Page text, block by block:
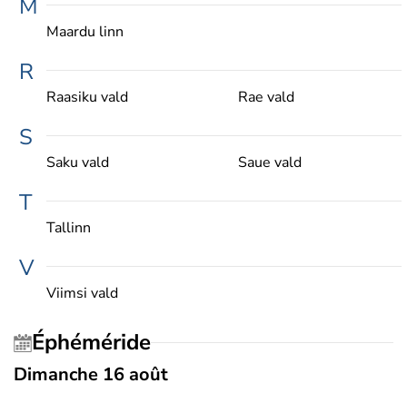
M
Maardu linn
R
Raasiku vald Rae vald
S
Saku vald Saue vald
T
Tallinn
V
Viimsi vald
Éphéméride
Dimanche 16 août